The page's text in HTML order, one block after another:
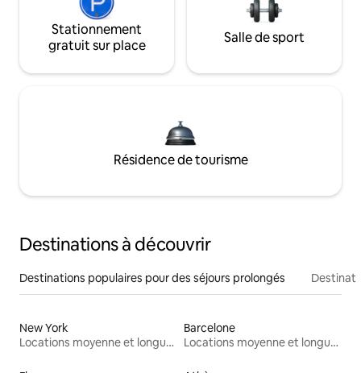
Stationnement
gratuit sur place
Salle de sport
Résidence de tourisme
Destinations à découvrir
Destinations populaires pour des séjours prolongés
New York
Locations moyenne et longue durée
Barcelone
Locations moyenne et longue durée